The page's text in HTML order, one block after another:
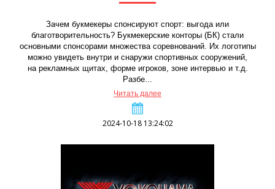
Зачем букмекеры спонсируют спорт: выгода или
благотворительность? Букмекерские конторы (БК) стали
основными спонсорами множества соревнований. Их логотипы
можно увидеть внутри и снаружи спортивных сооружений,
на рекламных щитах, форме игроков, зоне интервью и т.д.
Разбе...
Читать далее
2024-10-18 13:24:02